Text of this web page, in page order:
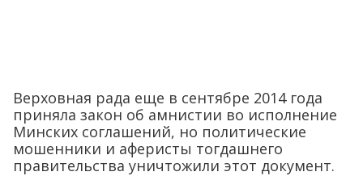
Верховная рада еще в сентябре 2014 года
приняла закон об амнистии во исполнение
Минских соглашений, но политические
мошенники и аферисты тогдашнего
правительства уничтожили этот документ.